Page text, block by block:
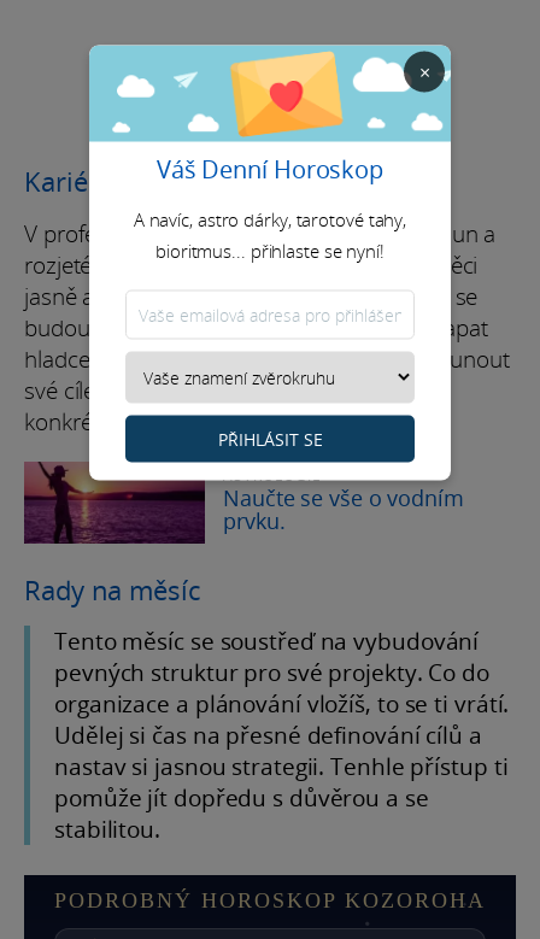
Kariéra / Finance
V profesním životě je duben skvělý pro posun a
rozjeté projekty. Tvoje schopnost uchopit věci
jasně a efektivně je teď ve formě. Myšlenky se
budou sypat snadno a spolupráce bude klapat
hladce, skoro bez úsilí. Je to ideální čas posunout
své cíle o další krok a přetavit ambice do
konkrétních činů s klidem a jistotou.
ASTROLOGIE
Naučte se vše o vodním
prvku.
Rady na měsíc
Tento měsíc se soustřeď na vybudování
pevných struktur pro své projekty. Co do
organizace a plánování vložíš, to se ti vrátí.
Udělej si čas na přesné definování cílů a
nastav si jasnou strategii. Tenhle přístup ti
pomůže jít dopředu s důvěrou a se
stabilitou.
PODROBNÝ HOROSKOP KOZOROHA
×
Váš Denní Horoskop
A navíc, astro dárky, tarotové tahy,
bioritmus... přihlaste se nyní!
PŘIHLÁSIT SE